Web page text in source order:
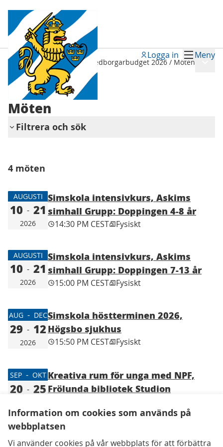
Information om cookies som används på
webbplatsen
Vi använder cookies på vår webbplats för att förbättra
Meny
Logga in
Tillsammans i Sydväst - medborgarbudget 2026 / Möten Meny
Tillbaka
Möten
Filtrera och sök
4 möten
AUGUSTI
10 - 21
2026
Simskola intensivkurs, Askims
simhall Grupp: Doppingen 4-8 år
14:30 PM CEST Fysiskt
AUGUSTI
10 - 21
2026
Simskola intensivkurs, Askims
simhall Grupp: Doppingen 7-13 år
15:00 PM CEST Fysiskt
AUG - DEC
29 - 12
2026
Simskola höstterminen 2026,
Högsbo sjukhus
15:50 PM CEST Fysiskt
SEP - OKT
20 - 25
Kreativa rum för unga med NPF,
Frölunda bibliotek Studion